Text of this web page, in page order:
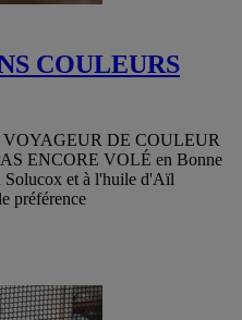
COULEURS
DE COULEUR
ENCORE VOLÉ en Bonne
Solucox et à l'huile d'Aïl
préférence